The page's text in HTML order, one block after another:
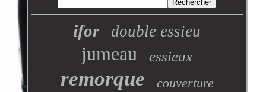
ifor double essieu
jumeau essieux
remorque couverture